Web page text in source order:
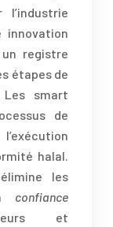
innovation
registre
étapes de
smart
de
halal.
les
confiance
et